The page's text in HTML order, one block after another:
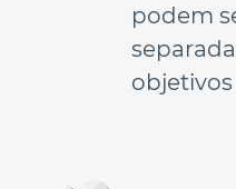
podem